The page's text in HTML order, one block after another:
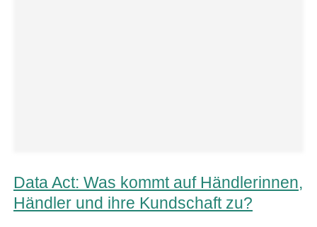
Data Act: Was kommt auf Händlerinnen,
Händler und ihre Kundschaft zu?